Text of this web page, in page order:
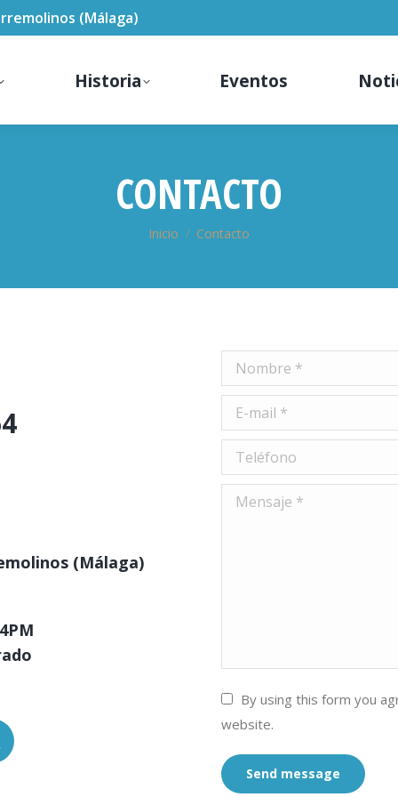
(Málaga)
Historia Eventos
CONTACTO
Estás aquí:
Inicio Contacto
(Málaga)
Nombre *
E-mail *
Teléfono
Mensaje *
By using this form you
website.
Send message